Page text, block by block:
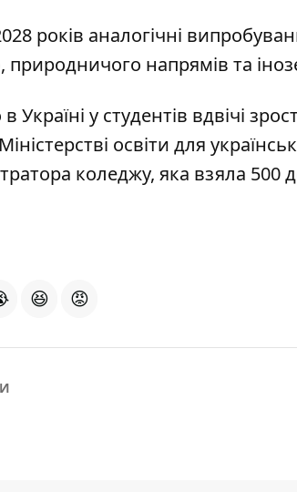
років аналогічні
природничого напрямів та
в Україні у студентів вдвічі
освіти для
коледжу, яка взяла 500
😆 😡